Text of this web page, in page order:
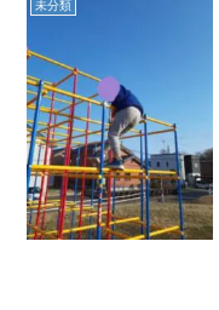
未分類